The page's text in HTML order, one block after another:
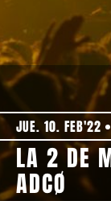
JUE. 10. FEB'22
LA 2 DE
ADCØ